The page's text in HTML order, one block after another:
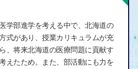
学部進学を考える中で、北海道の
式があり、授業カリキュラムが充
、将来北海道の医療問題に貢献す
えたため。また、部活動にも力を